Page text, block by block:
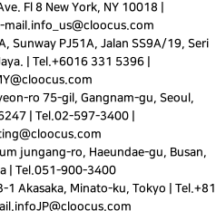
Fl 8 New York, NY 10018 |
mail.info_us@cloocus.com
Sunway PJ51A, Jalan SS9A/19, Seri
| Tel.+6016 331 5396|
ro 75-gil, Gangnam-gu, Seoul,
| Tel.02-597-3400
jungang-ro, Haeundae-gu, Busan,
| Tel.051-900-3400
1 Akasaka, Minato-ku, Tokyo | Tel.+81
infoJP@cloocus.com